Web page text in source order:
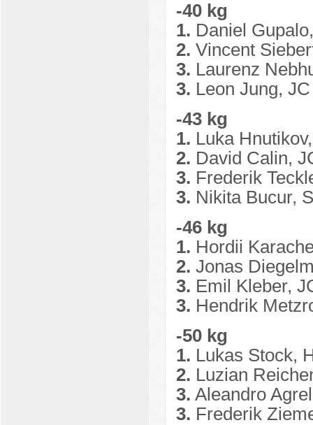
-40 kg
1. Daniel
2. Vincent
3. Laurenz
3. Leon Jung,
-43 kg
1. Luka
2. David Calin,
3. Frederik
3. Nikita Bucur,
-46 kg
1. Hordii
2. Jonas
3. Emil Kleber,
3. Hendrik
-50 kg
1. Lukas Stock,
2. Luzian
3. Aleandro
3. Frederik